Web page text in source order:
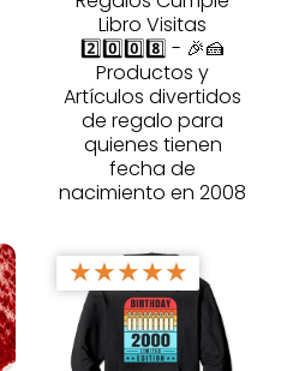
Libro Visitas
2️⃣0️⃣0️⃣8️⃣ - 🎉🍰
Productos y
Artículos divertidos
de regalo para
quienes tienen
fecha de
nacimiento en 2008
★★★★★